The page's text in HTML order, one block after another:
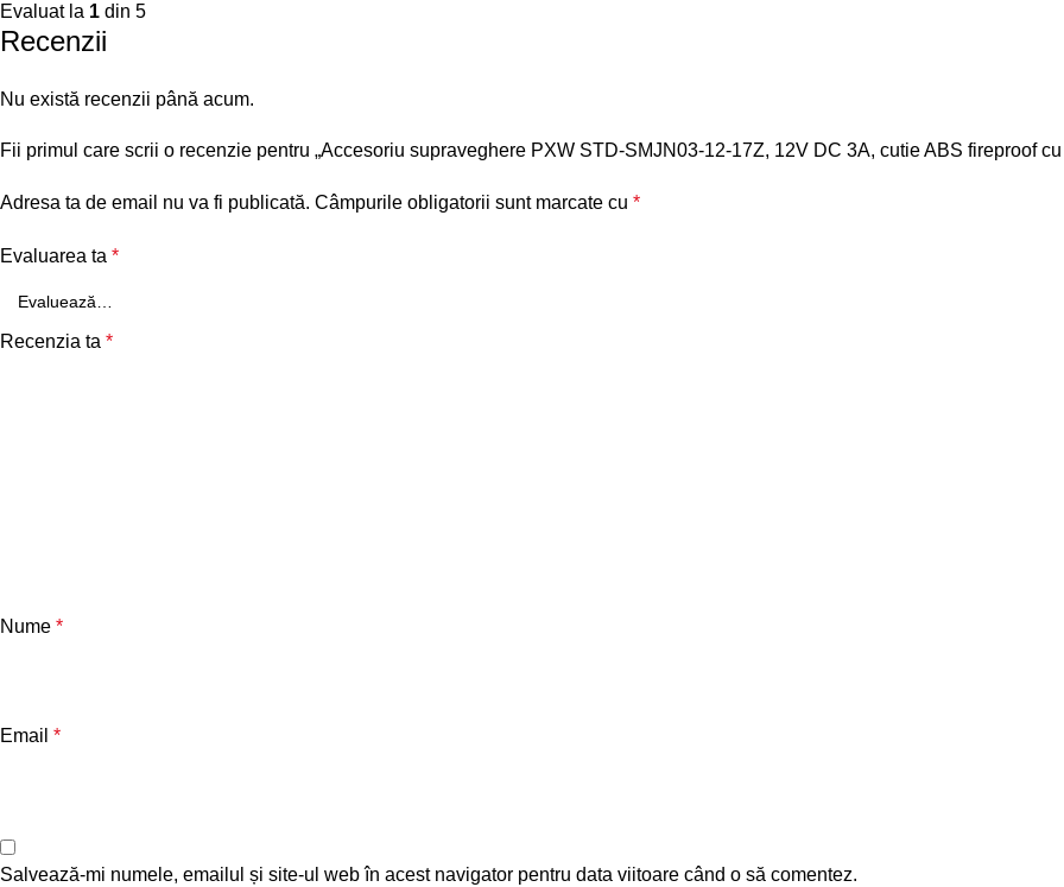
Evaluat la 1 din 5
Recenzii
Nu există recenzii până acum.
Fii primul care scrii o recenzie pentru „Accesoriu supraveghere PXW STD-SMJN03-12-17Z, 12V DC 3A, cutie ABS fireproof
Adresa ta de email nu va fi publicată. Câmpurile obligatorii sunt marcate cu *
Evaluarea ta *
Recenzia ta *
Nume *
Email *
Salvează-mi numele, emailul și site-ul web în acest navigator pentru data viitoare când o să comentez.